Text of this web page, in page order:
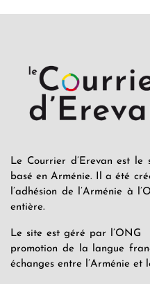
Le Courrier d’Erevan est
basé en Arménie. Il a été
l’adhésion de l’Arménie à
entière.
Le site est géré par
promotion de la langue
échanges entre l’Arménie et